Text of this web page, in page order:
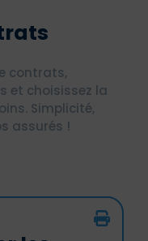
contrats,
et choisissez la
Simplicité,
assurés !